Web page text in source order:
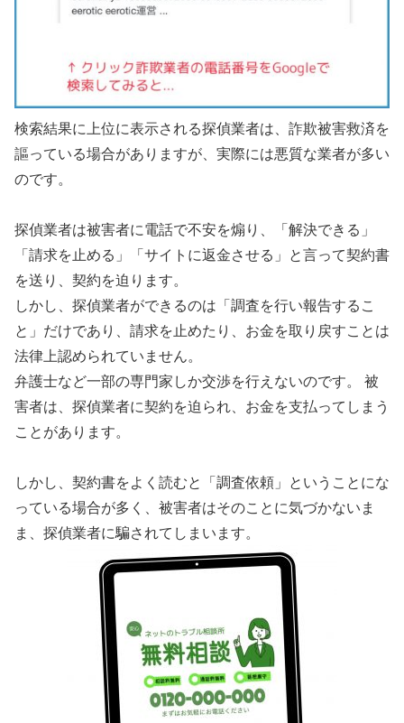
検索結果に上位に表示される探偵業者は、詐欺被害救済を
謳っている場合がありますが、実際には悪質な業者が多い
のです。
探偵業者は被害者に電話で不安を煽り、「解決できる」
「請求を止める」「サイトに返金させる」と言って契約書
を送り、契約を迫ります。
しかし、探偵業者ができるのは「調査を行い報告するこ
と」だけであり、請求を止めたり、お金を取り戻すことは
法律上認められていません。
弁護士など一部の専門家しか交渉を行えないのです。 被
害者は、探偵業者に契約を迫られ、お金を支払ってしまう
ことがあります。
しかし、契約書をよく読むと「調査依頼」ということにな
っている場合が多く、被害者はそのことに気づかないま
ま、探偵業者に騙されてしまいます。